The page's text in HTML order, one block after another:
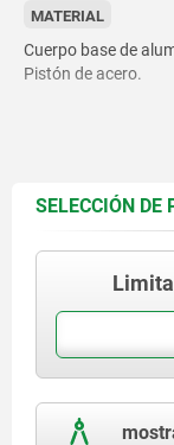
MATERIAL
Cuerpo base de
Pistón de acero.
SELECCIÓN DE